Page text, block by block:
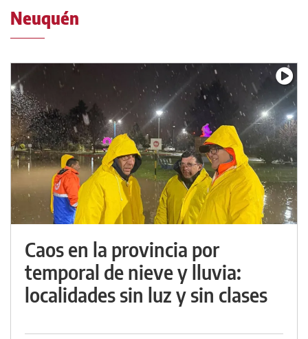
Neuquén
Caos en la provincia por
temporal de nieve y lluvia:
localidades sin luz y sin clases